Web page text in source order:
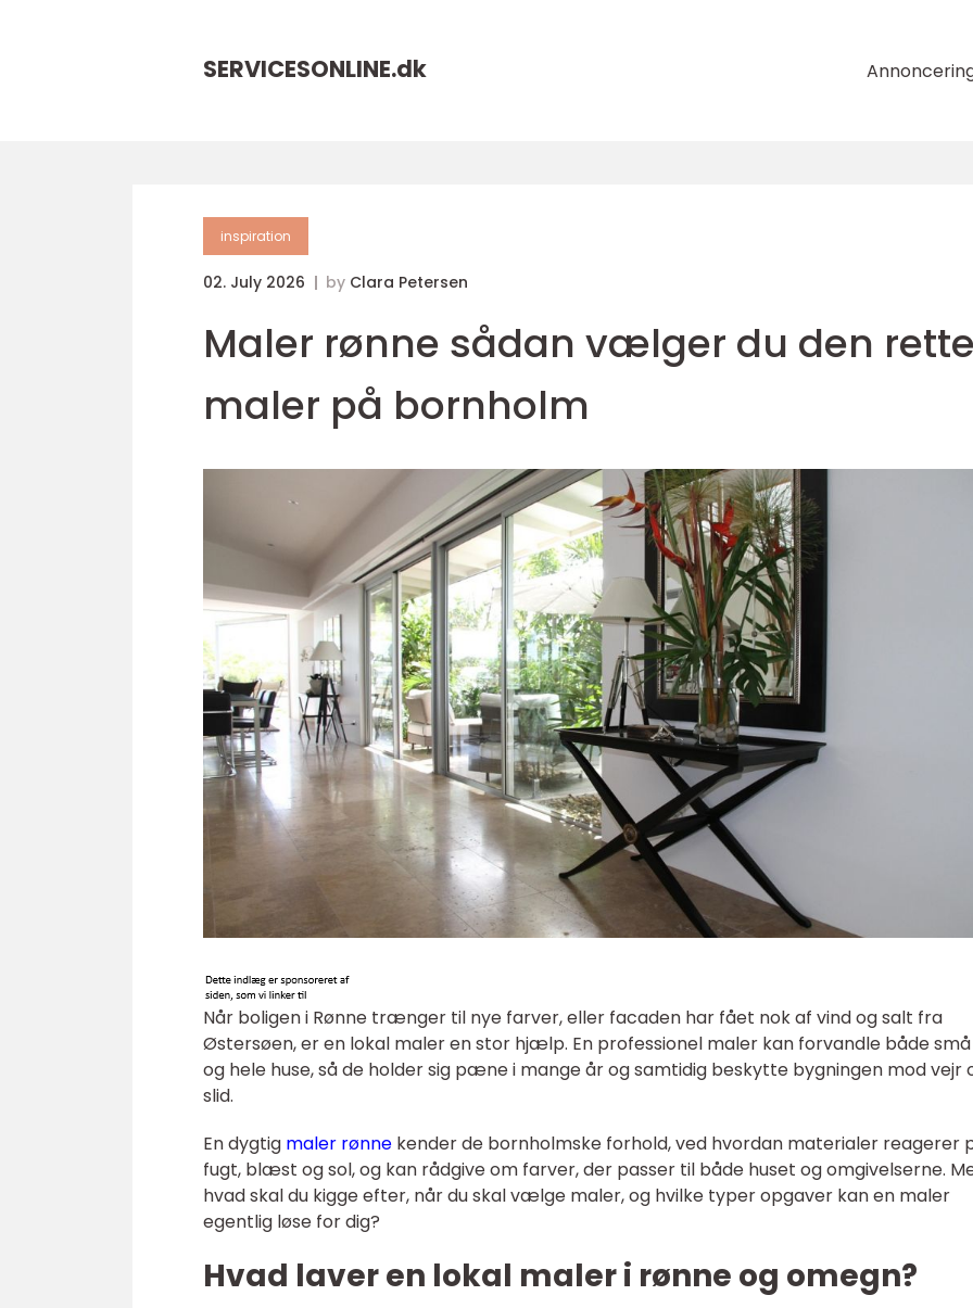
SERVICESONLINE.dk
inspiration
02. July 2026 by Clara Petersen
Maler rønne sådan vælger du den rette
maler på bornholm
Når boligen i Rønne trænger til nye farver, eller facaden har fået nok af vind og salt fra
Østersøen, er en lokal maler en stor hjælp. En professionel maler kan forvandle både
og hele huse, så de holder sig pæne i mange år og samtidig beskytte bygningen mod vejr
slid.
En dygtig maler rønne kender de bornholmske forhold, ved hvordan materialer reagerer
fugt, blæst og sol, og kan rådgive om farver, der passer til både huset og omgivelserne.
hvad skal du kigge efter, når du skal vælge maler, og hvilke typer opgaver kan en maler
egentlig løse for dig?
Hvad laver en lokal maler i rønne og omegn?